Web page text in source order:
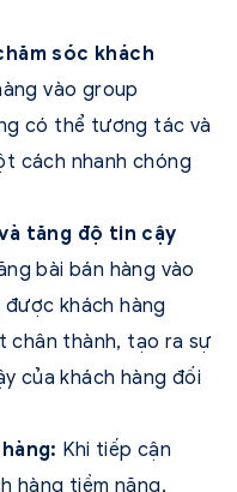
sóc khách
vào group
có thể tương tác và
cách nhanh chóng
tăng độ tin cậy
bài bán hàng vào
khách hàng
chân thành, tạo ra sự
của khách hàng đối
Khi tiếp cận
hàng tiềm năng,